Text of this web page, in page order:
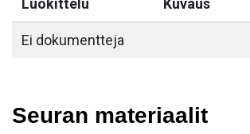
Luokittelu Kuvaus
Ei dokumentteja
Seuran materiaalit